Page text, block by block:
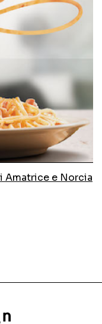
Amatrice e Norcia